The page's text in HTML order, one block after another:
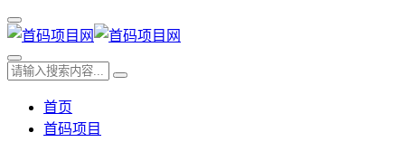
首页
首码项目